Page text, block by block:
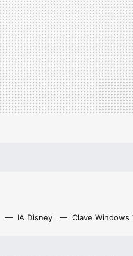
IA Disney Clave Windows